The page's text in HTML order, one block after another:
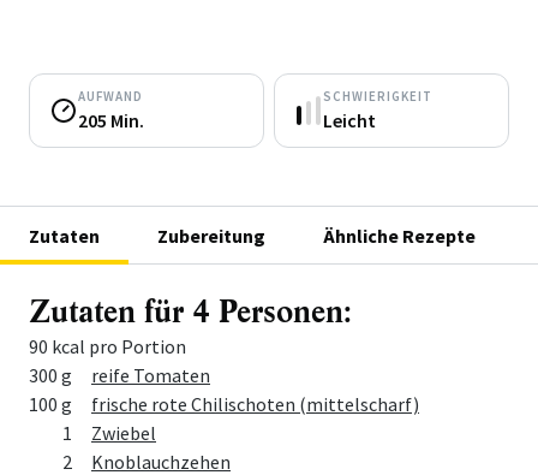
AUFWAND
205 Min.
SCHWIERIGKEIT
Leicht
Zutaten Zubereitung Ähnliche Rezepte
Zutaten für 4 Personen:
90 kcal pro Portion
Menge
Zutat
300 g
reife Tomaten
100 g
frische rote Chilischoten (mittelscharf)
1
Zwiebel
2
Knoblauchzehen